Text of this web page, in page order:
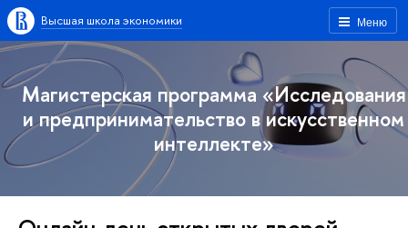
Меню
Высшая школа экономики
Магистерская программа «Исследования
и предпринимательство в искусственном
интеллекте»